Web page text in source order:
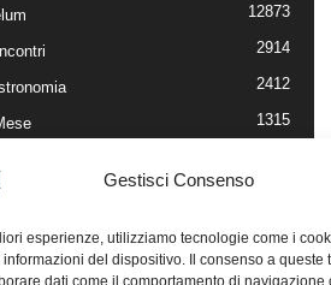
Gestisci Consenso
esperienze, utilizziamo tecnologie come i
del dispositivo. Il consenso a queste
dati come il comportamento di navigazione
12873
2914
2412
1315
On-Line
Redazione